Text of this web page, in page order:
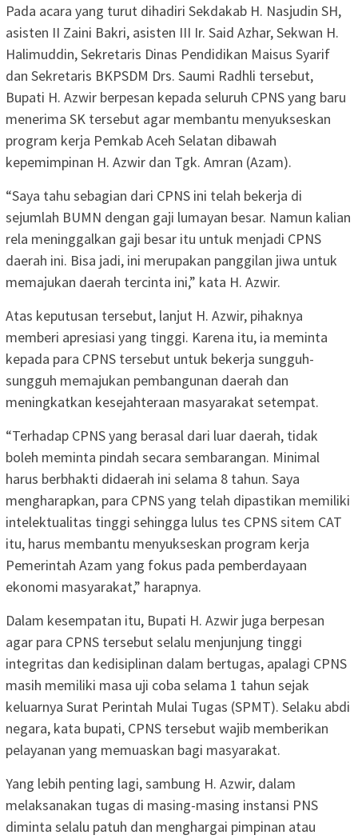
Pada acara yang turut dihadiri Sekdakab H. Nasjudin SH,
asisten II Zaini Bakri, asisten III Ir. Said Azhar, Sekwan H.
Halimuddin, Sekretaris Dinas Pendidikan Maisus Syarif
dan Sekretaris BKPSDM Drs. Saumi Radhli tersebut,
Bupati H. Azwir berpesan kepada seluruh CPNS yang baru
menerima SK tersebut agar membantu menyukseskan
program kerja Pemkab Aceh Selatan dibawah
kepemimpinan H. Azwir dan Tgk. Amran (Azam).
“Saya tahu sebagian dari CPNS ini telah bekerja di
sejumlah BUMN dengan gaji lumayan besar. Namun kalian
rela meninggalkan gaji besar itu untuk menjadi CPNS
daerah ini. Bisa jadi, ini merupakan panggilan jiwa untuk
memajukan daerah tercinta ini,” kata H. Azwir.
Atas keputusan tersebut, lanjut H. Azwir, pihaknya
memberi apresiasi yang tinggi. Karena itu, ia meminta
kepada para CPNS tersebut untuk bekerja sungguh-
sungguh memajukan pembangunan daerah dan
meningkatkan kesejahteraan masyarakat setempat.
“Terhadap CPNS yang berasal dari luar daerah, tidak
boleh meminta pindah secara sembarangan. Minimal
harus berbhakti didaerah ini selama 8 tahun. Saya
mengharapkan, para CPNS yang telah dipastikan memiliki
intelektualitas tinggi sehingga lulus tes CPNS sitem CAT
itu, harus membantu menyukseskan program kerja
Pemerintah Azam yang fokus pada pemberdayaan
ekonomi masyarakat,” harapnya.
Dalam kesempatan itu, Bupati H. Azwir juga berpesan
agar para CPNS tersebut selalu menjunjung tinggi
integritas dan kedisiplinan dalam bertugas, apalagi CPNS
masih memiliki masa uji coba selama 1 tahun sejak
keluarnya Surat Perintah Mulai Tugas (SPMT). Selaku abdi
negara, kata bupati, CPNS tersebut wajib memberikan
pelayanan yang memuaskan bagi masyarakat.
Yang lebih penting lagi, sambung H. Azwir, dalam
melaksanakan tugas di masing-masing instansi PNS
diminta selalu patuh dan menghargai pimpinan atau